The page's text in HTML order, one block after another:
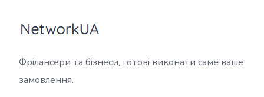
Фрілансери та бізнеси, готові виконати саме ваше
замовлення.